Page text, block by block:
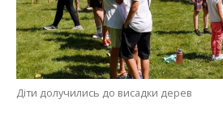
Діти долучились до висадки дерев